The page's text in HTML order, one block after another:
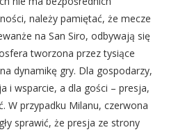
należy pamiętać, że mecze
na San Siro, odbywają się
tworzona przez tysiące
dynamikę gry. Dla gospodarzy,
i wsparcie, a dla gości – presja,
W przypadku Milanu, czerwona
sprawić, że presja ze strony